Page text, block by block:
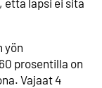
että lapsi ei sitä
yön
prosentilla on
Vajaat 4